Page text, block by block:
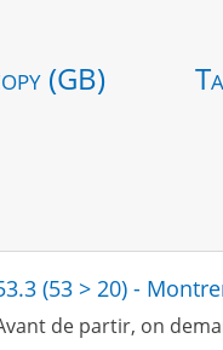
(GB)
(53 > 20) -
de partir, on